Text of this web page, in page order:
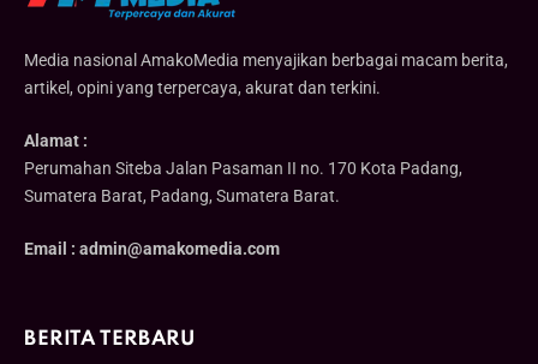
Media nasional AmakoMedia menyajikan berbagai macam berita,
artikel, opini yang terpercaya, akurat dan terkini.
Alamat :
Perumahan Siteba Jalan Pasaman II no. 170 Kota Padang,
Sumatera Barat, Padang, Sumatera Barat.
Email : admin@amakomedia.com
BERITA TERBARU